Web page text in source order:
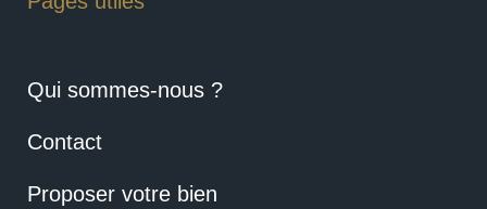
Qui sommes-nous ?
Contact
Proposer votre bien